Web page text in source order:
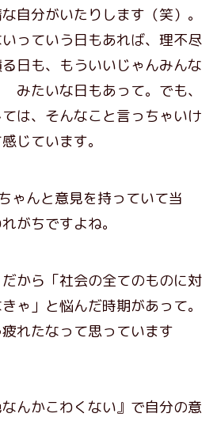
自分がいたりします（笑）。
っていう日もあれば、理不尽
日も、もういいじゃんみんな
みたいな日もあって。でも、
は、そんなこと言っちゃいけ
じています。
ゃんと意見を持っていて当
がちですよね。
から「社会の全てのものに対
ゃ」と悩んだ時期があって。
れたなって思っています
んかこわくない』で自分の意